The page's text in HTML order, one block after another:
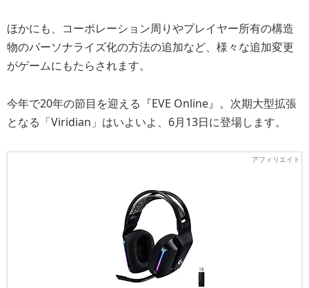
ほかにも、コーポレーション周りやプレイヤー所有の構造
物のパーソナライズ化の方法の追加など、様々な追加変更
がゲームにもたらされます。
今年で20年の節目を迎える『EVE Online』。次期大型拡張
となる「Viridian」はいよいよ、6月13日に登場します。